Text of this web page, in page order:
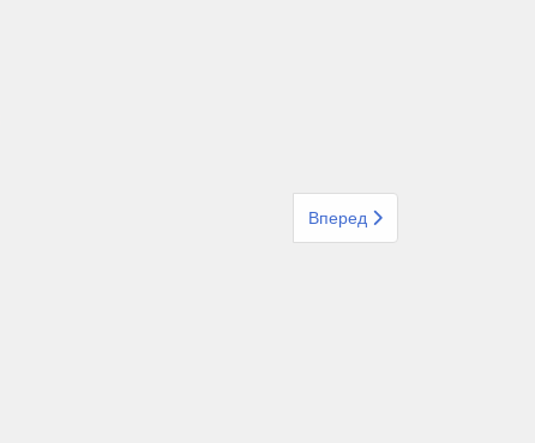
Следующий: Круиз
Вперед